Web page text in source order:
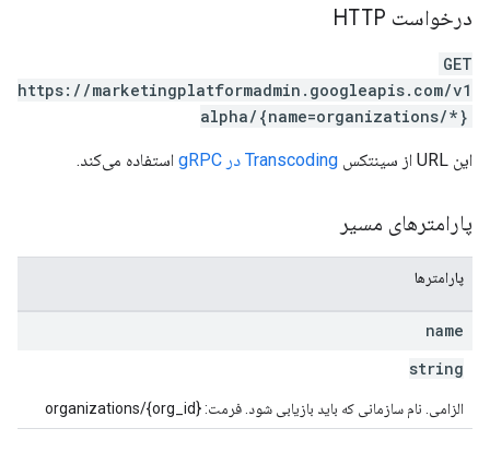
درخواست HTTP
GET
https://marketingplatformadmin.googleapis.com/v1
alpha/{name=organizations/*}
این URL از سینتکس Transcoding در gRPC استفاده می‌کند.
پارامترهای مسیر
پارامترها
name
string
الزامی. نام سازمانی که باید بازیابی شود. فرمت: organizations/{org_id}